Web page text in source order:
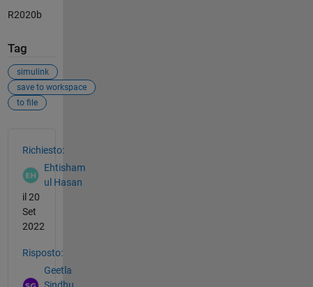
R2020b
Tag
simulink
save to workspace
to file
Richiesto:
Ehtisham
ul Hasan
il 20
Set
2022
Risposto:
Geetla
Sindhu